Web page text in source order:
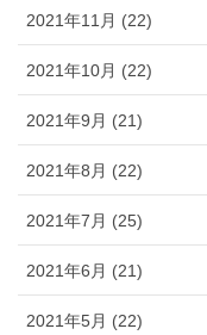
2021年11月 (22)
2021年10月 (22)
2021年9月 (21)
2021年8月 (22)
2021年7月 (25)
2021年6月 (21)
2021年5月 (22)